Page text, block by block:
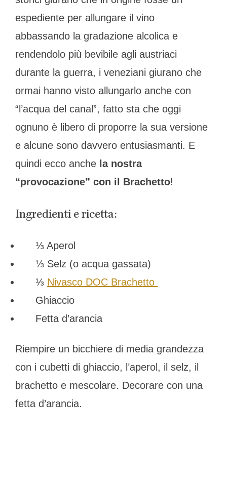
espediente per allungare il vino
abbassando la gradazione alcolica e
rendendolo più bevibile agli austriaci
durante la guerra, i veneziani giurano che
ormai hanno visto allungarlo anche con
“l’acqua del canal”, fatto sta che oggi
ognuno è libero di proporre la sua versione
e alcune sono davvero entusiasmanti. E
quindi ecco anche la nostra
“provocazione” con il Brachetto!
Ingredienti e ricetta:
⅓ Aperol
⅓ Selz (o acqua gassata)
⅓ Nivasco DOC Brachetto
Ghiaccio
Fetta d’arancia
Riempire un bicchiere di media grandezza
con i cubetti di ghiaccio, l’aperol, il selz, il
brachetto e mescolare. Decorare con una
fetta d’arancia.